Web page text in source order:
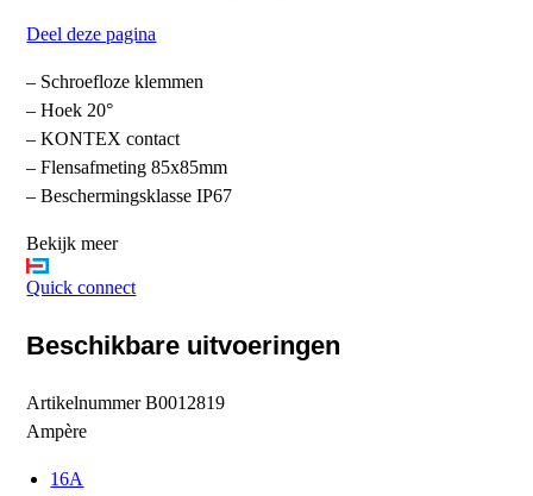
Deel deze pagina
– Schroefloze klemmen
– Hoek 20°
– KONTEX contact
– Flensafmeting 85x85mm
– Beschermingsklasse IP67
Bekijk meer
Quick connect
Beschikbare uitvoeringen
ArtikelnummerB0012819
Ampère
16A